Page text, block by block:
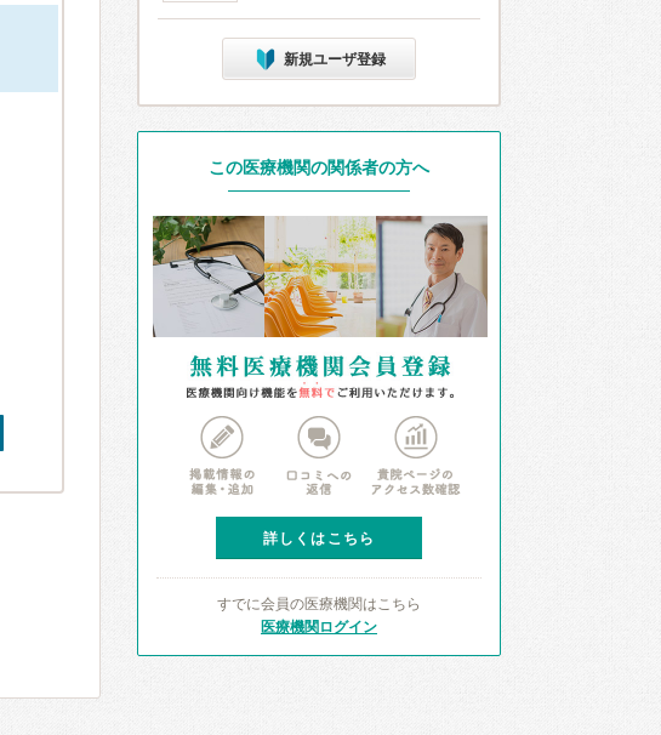
新規ユーザ登録
この医療機関の関係者の方へ
詳しくはこちら
すでに会員の医療機関はこちら
医療機関ログイン